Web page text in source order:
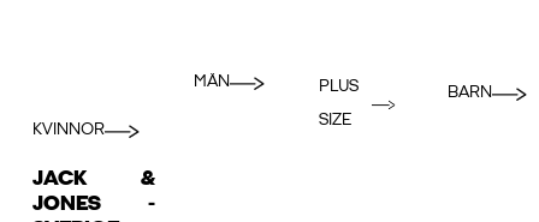
KVINNOR
MÄN
PLUS
SIZE
BARN
JACK &
JONES -